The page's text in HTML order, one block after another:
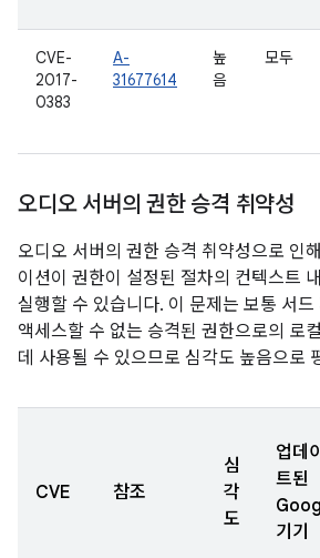
CVE-
2017-
0383
A-
31677614
높
음
모두
오디오 서버의 권한 승격 취약성
오디오 서버의 권한 승격 취약성으로 인
이션이 권한이 설정된 절차의 컨텍스트
실행할 수 있습니다. 이 문제는 보통 서드
액세스할 수 없는 승격된 권한으로의 로
데 사용될 수 있으므로 심각도 높음으로
CVE 참조
심
각
도
업데이
트된
기기